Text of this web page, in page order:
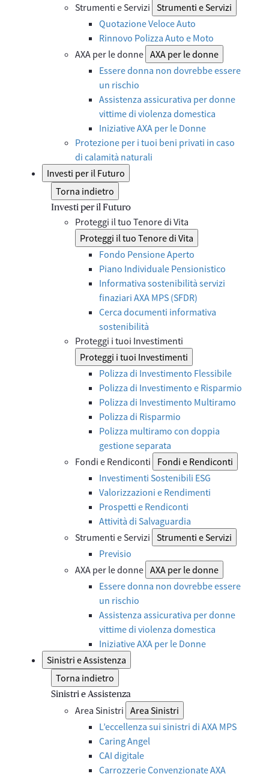
Strumenti e Servizi Strumenti e Servizi
Quotazione Veloce Auto
Rinnovo Polizza Auto e Moto
AXA per le donne AXA per le donne
Essere donna non dovrebbe essere
un rischio
Assistenza assicurativa per donne
vittime di violenza domestica
Iniziative AXA per le Donne
Protezione per i tuoi beni privati in caso
di calamità naturali
Investi per il Futuro
Torna indietro
Investi per il Futuro
Proteggi il tuo Tenore di Vita
Proteggi il tuo Tenore di Vita
Fondo Pensione Aperto
Piano Individuale Pensionistico
Informativa sostenibilità servizi
finaziari AXA MPS (SFDR)
Cerca documenti informativa
sostenibilità
Proteggi i tuoi Investimenti
Proteggi i tuoi Investimenti
Polizza di Investimento Flessibile
Polizza di Investimento e Risparmio
Polizza di Investimento Multiramo
Polizza di Risparmio
Polizza multiramo con doppia
gestione separata
Fondi e Rendiconti
Fondi e Rendiconti
Investimenti Sostenibili ESG
Valorizzazioni e Rendimenti
Prospetti e Rendiconti
Attività di Salvaguardia
Strumenti e Servizi Strumenti e Servizi
Previsio
AXA per le donne AXA per le donne
Essere donna non dovrebbe essere
un rischio
Assistenza assicurativa per donne
vittime di violenza domestica
Iniziative AXA per le Donne
Sinistri e Assistenza
Torna indietro
Sinistri e Assistenza
Area Sinistri Area Sinistri
L’eccellenza sui sinistri di AXA MPS
Caring Angel
CAI digitale
Carrozzerie Convenzionate AXA